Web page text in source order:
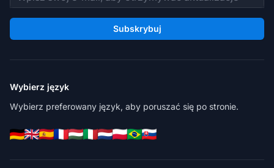
Subskrybuj
Wybierz język
Wybierz preferowany język, aby poruszać się po stronie.